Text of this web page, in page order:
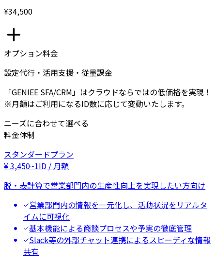
¥34,500
オプション料金
設定代行・活用支援・従量課金
「GENIEE SFA/CRM」はクラウドならではの低価格を実現！
※月額はご利用になるID数に応じて変動いたします。
ニーズに合わせて選べる
料金体制
スタンダードプラン
¥3,450~1ID / 月額
脱・表計算で営業部門内の生産性向上を実現したい方向け
営業部門内の情報を一元化し、活動状況をリアルタ
イムに可視化
基本機能による商談プロセスや予実の徹底管理
Slack等の外部チャット連携によるスピーディな情報
共有